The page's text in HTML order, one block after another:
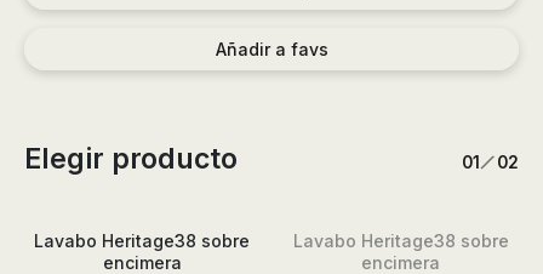
Añadir a favs
Elegir producto 1/ 2
Lavabo Heritage38 sobre
encimera
Lavabo Heritage38 sobre
encimera